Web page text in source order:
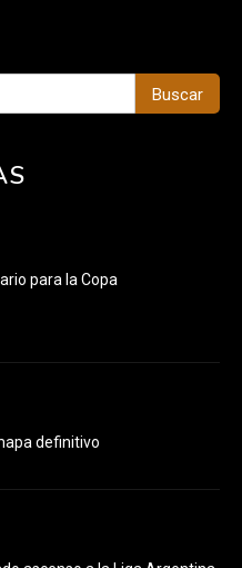
Buscar
para la Copa
definitivo